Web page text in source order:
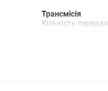
Трансмісія
Кількість передач